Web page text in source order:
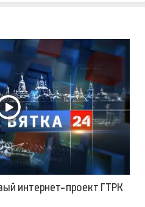
интернет-проект ГТРК